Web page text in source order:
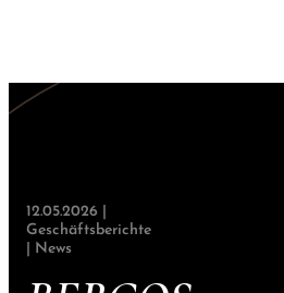
12.05.2026 |
Geschäftsberichte
News